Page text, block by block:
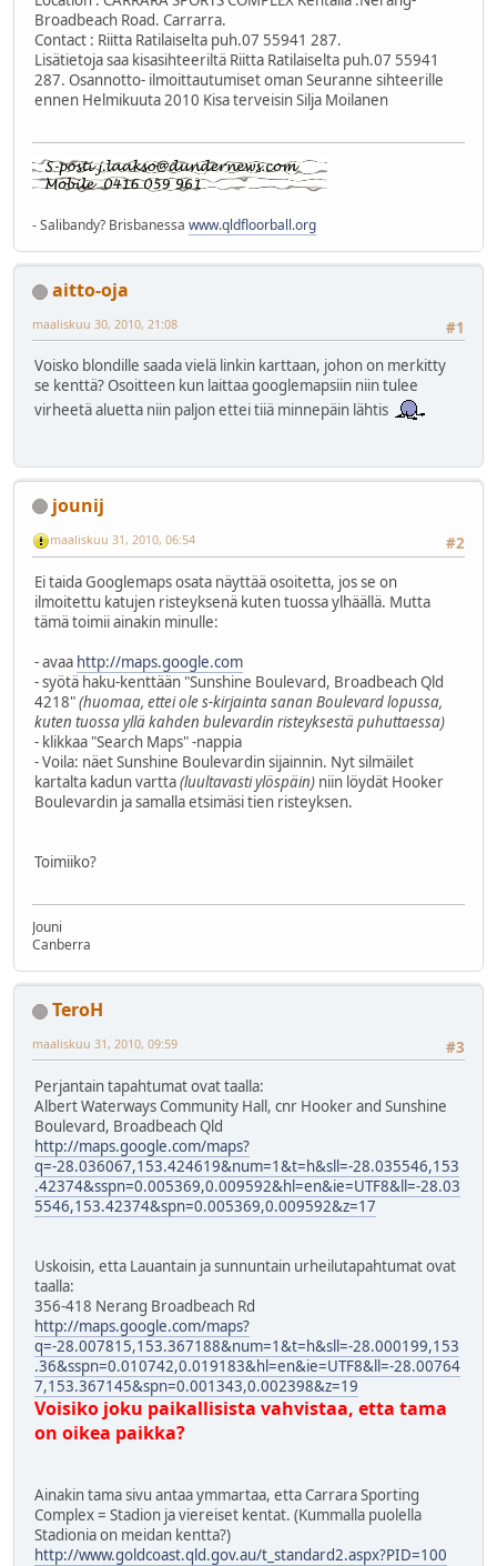
Broadbeach Road. Carrarra.
Contact : Riitta Ratilaiselta puh.07 55941 287.
Lisätietoja saa kisasihteeriltä Riitta Ratilaiselta puh.07 55941
287. Osannotto- ilmoittautumiset oman Seuranne sihteerille
ennen Helmikuuta 2010 Kisa terveisin Silja Moilanen
- Salibandy? Brisbanessa www.qldfloorball.org
aitto-oja
#1
maaliskuu 30, 2010, 21:08
Voisko blondille saada vielä linkin karttaan, johon on merkitty
se kenttä? Osoitteen kun laittaa googlemapsiin niin tulee
virheetä aluetta niin paljon ettei tiiä minnepäin lähtis
jounij
#2
maaliskuu 31, 2010, 06:54
Ei taida Googlemaps osata näyttää osoitetta, jos se on
ilmoitettu katujen risteyksenä kuten tuossa ylhäällä. Mutta
tämä toimii ainakin minulle:
- avaa http://maps.google.com
- syötä haku-kenttään "Sunshine Boulevard, Broadbeach Qld
4218"(huomaa, ettei ole s-kirjainta sanan Boulevard lopussa,
kuten tuossa yllä kahden bulevardin risteyksestä puhuttaessa)
- klikkaa "Search Maps" -nappia
- Voila: näet Sunshine Boulevardin sijainnin. Nyt silmäilet
kartalta kadun vartta(luultavasti ylöspäin) niin löydät Hooker
Boulevardin ja samalla etsimäsi tien risteyksen.
Toimiiko?
Jouni
Canberra
TeroH
#3
maaliskuu 31, 2010, 09:59
Perjantain tapahtumat ovat taalla:
Albert Waterways Community Hall, cnr Hooker and Sunshine
Boulevard, Broadbeach Qld
http://maps.google.com/maps?
q=-28.036067,153.424619&num=1&t=h&sll=-28.035546,153
.42374&sspn=0.005369,0.009592&hl=en&ie=UTF8&ll=-28.03
5546,153.42374&spn=0.005369,0.009592&z=17
Uskoisin, etta Lauantain ja sunnuntain urheilutapahtumat ovat
taalla:
356-418 Nerang Broadbeach Rd
http://maps.google.com/maps?
q=-28.007815,153.367188&num=1&t=h&sll=-28.000199,153
.36&sspn=0.010742,0.019183&hl=en&ie=UTF8&ll=-28.00764
7,153.367145&spn=0.001343,0.002398&z=19
Voisiko joku paikallisista vahvistaa, etta tama
on oikea paikka?
Ainakin tama sivu antaa ymmartaa, etta Carrara Sporting
Complex = Stadion ja viereiset kentat. (Kummalla puolella
Stadionia on meidan kentta?)
http://www.goldcoast.qld.gov.au/t_standard2.aspx?PID=100